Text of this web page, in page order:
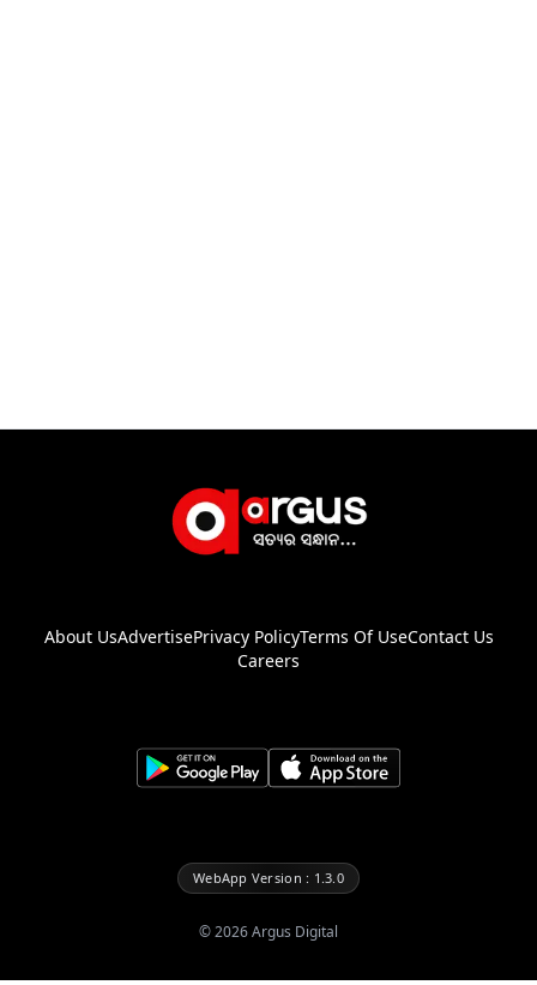
About UsAdvertisePrivacy PolicyTerms Of UseContact Us
Careers
WebApp Version : 1.3.0
©2026Argus Digital